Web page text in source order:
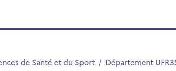
de Santé et du Sport Département